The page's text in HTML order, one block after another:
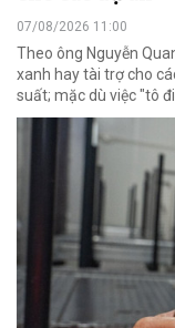
07/08/2026 11:00
Theo ông Nguyễn
xanh hay tài trợ cho
suất; mặc dù việc "tô